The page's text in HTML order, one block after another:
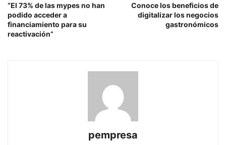
“El 73% de las mypes no han
podido acceder a
financiamiento para su
reactivación”
Conoce los beneficios de
digitalizar los negocios
gastronómicos
pempresa